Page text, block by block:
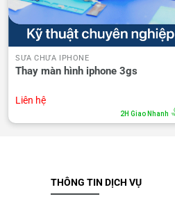
SỬA CHỮA IPHONE
Thay màn hình iphone 3gs
Liên hệ
2H Giao Nhanh
THÔNG TIN DỊCH VỤ